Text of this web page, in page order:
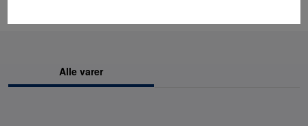
Alle varer